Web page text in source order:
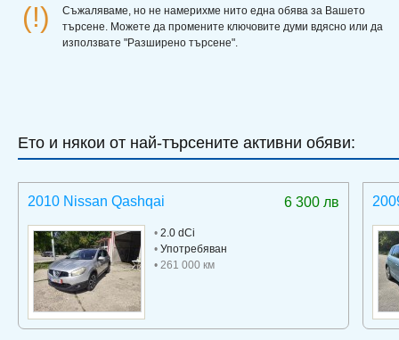
(!)
Съжаляваме, но не намерихме нито една обява за Вашето
търсене. Можете да промените ключовите думи вдясно или да
използвате "Разширено търсене".
Ето и някои от най-търсените активни обяви:
6 300 лв
2010 Nissan Qashqai
• 2.0 dCi
• Употребяван
• 261 000 км